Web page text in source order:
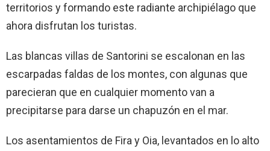
territorios y formando este radiante archipiélago que
ahora disfrutan los turistas.
Las blancas villas de Santorini se escalonan en las
escarpadas faldas de los montes, con algunas que
parecieran que en cualquier momento van a
precipitarse para darse un chapuzón en el mar.
Los asentamientos de Fira y Oia, levantados en lo alto